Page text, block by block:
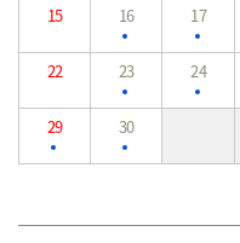
15 16 17
22 23 24
29 30